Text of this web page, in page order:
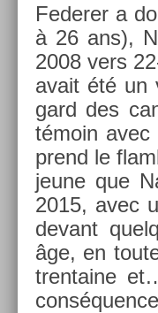
Feder­er a
à 26 ans),
2008 vers
avait été un
gard des
témoin
prend le
jeune que
2015, avec
de­vant
âge, en
tren­taine